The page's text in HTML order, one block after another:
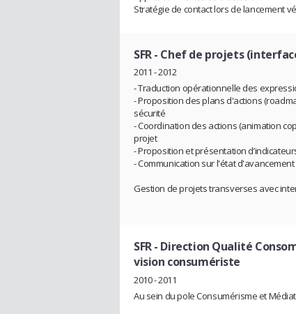
Stratégie de contact lors de lancement
SFR- Chef de projets
2011 - 2012
- Traduction opérationnelle des
- Proposition des plans d'actions
sécurité
- Coordination des actions (animation
projet
- Proposition et présentation
- Communication sur l'état
Gestion de projets transverses avec
SFR - Direction Qualité
vision consumériste
2010 - 2011
Au sein du pole Consumérisme et